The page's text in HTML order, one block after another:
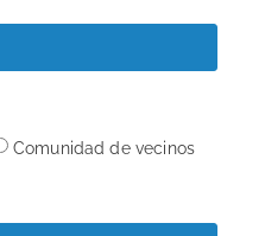
Comunidad de vecinos